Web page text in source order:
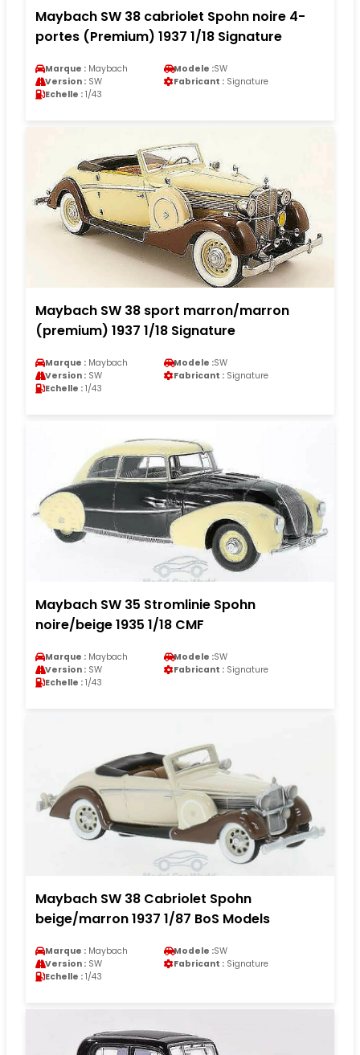
Maybach SW 38 cabriolet Spohn noire 4-
portes (Premium) 1937 1/18 Signature
Marque : Maybach Modele :SW
Version : SW Fabricant : Signature
Echelle : 1/43
Maybach SW 38 sport marron/marron
(premium) 1937 1/18 Signature
Marque : Maybach Modele :SW
Version : SW Fabricant : Signature
Echelle : 1/43
Maybach SW 35 Stromlinie Spohn
noire/beige 1935 1/18 CMF
Marque : Maybach Modele :SW
Version : SW Fabricant : Signature
Echelle : 1/43
Maybach SW 38 Cabriolet Spohn
beige/marron 1937 1/87 BoS Models
Marque : Maybach Modele :SW
Version : SW Fabricant : Signature
Echelle : 1/43